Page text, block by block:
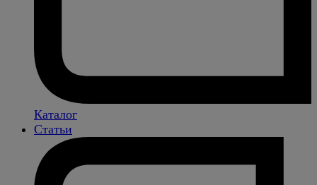
Каталог
Статьи